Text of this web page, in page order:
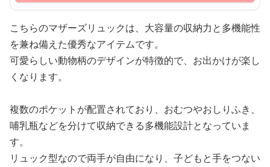
こちらのマザーズリュックは、大容量の収納力と多機能性
を兼ね備えた優秀なアイテムです。
可愛らしい動物柄のデザインが特徴的で、お出かけが楽し
くなります。
複数のポケットが配置されており、おむつやおしりふき、
哺乳瓶などを分けて収納できる多機能設計となっていま
す。
リュック型なので両手が自由になり、子どもと手をつない